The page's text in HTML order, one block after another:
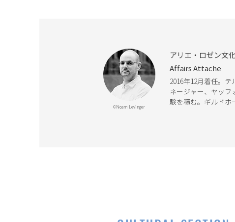
©Noam Levinger
アリエ・ロゼン文
Affairs Attache
2016年12月着任。
ネージャー、ヤッフ
験を積む。ギルドホ